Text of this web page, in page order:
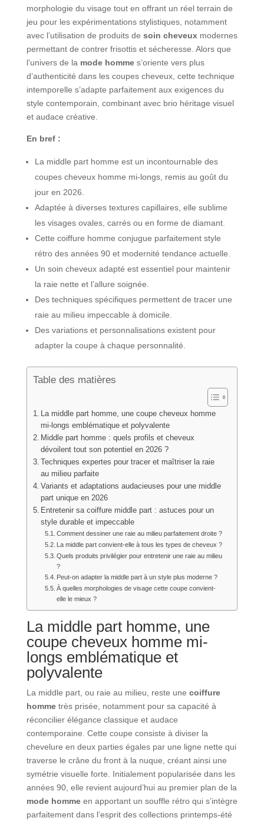
morphologie du visage tout en offrant un réel terrain de
jeu pour les expérimentations stylistiques, notamment
avec l’utilisation de produits de soin cheveuxmodernes
permettant de contrer frisottis et sécheresse. Alors que
l’univers de la mode hommes’oriente vers plus
d’authenticité dans les coupes cheveux, cette technique
intemporelle s’adapte parfaitement aux exigences du
style contemporain, combinant avec brio héritage visuel
et audace créative.
En bref :
La middle part homme est un incontournable des
coupes cheveux homme mi-longs, remis au goût du
jour en 2026.
Adaptée à diverses textures capillaires, elle sublime
les visages ovales, carrés ou en forme de diamant.
Cette coiffure homme conjugue parfaitement style
rétro des années 90 et modernité tendance actuelle.
Un soin cheveux adapté est essentiel pour maintenir
la raie nette et l’allure soignée.
Des techniques spécifiques permettent de tracer une
raie au milieu impeccable à domicile.
Des variations et personnalisations existent pour
adapter la coupe à chaque personnalité.
Table des matières
La middle part homme, une coupe cheveux homme
mi-longs emblématique et polyvalente
Middle part homme : quels profils et cheveux
dévoilent tout son potentiel en 2026 ?
Techniques expertes pour tracer et maîtriser la raie
au milieu parfaite
Variants et adaptations audacieuses pour une middle
part unique en 2026
Entretenir sa coiffure middle part : astuces pour un
style durable et impeccable
Comment dessiner une raie au milieu parfaitement droite ?
La middle part convient-elle à tous les types de cheveux ?
Quels produits privilégier pour entretenir une raie au milieu
?
Peut-on adapter la middle part à un style plus moderne ?
À quelles morphologies de visage cette coupe convient-
elle le mieux ?
La middle part homme, une
coupe cheveux homme mi-
longs emblématique et
polyvalente
La middle part, ou raie au milieu, reste une coiffure
hommetrès prisée, notamment pour sa capacité à
réconcilier élégance classique et audace
contemporaine. Cette coupe consiste à diviser la
chevelure en deux parties égales par une ligne nette qui
traverse le crâne du front à la nuque, créant ainsi une
symétrie visuelle forte. Initialement popularisée dans les
années 90, elle revient aujourd’hui au premier plan de la
mode hommeen apportant un souffle rétro qui s’intègre
parfaitement dans l’esprit des collections printemps-été